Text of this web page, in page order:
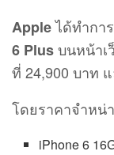
Appleได้ทำกา
6 Plusบนหน้าเ
ที่ 24,900 บาท
โดยราคาจำหน่
iPhone 6